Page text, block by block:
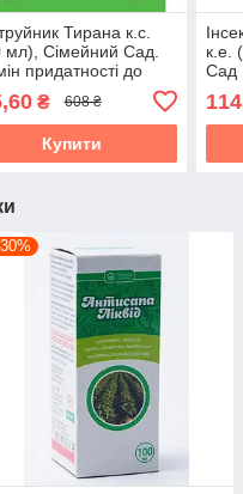
Тирана к.с.
мл), Сімейний Сад.
придатності до
₴ 608 ₴
Купити
к.е.
Сад
114